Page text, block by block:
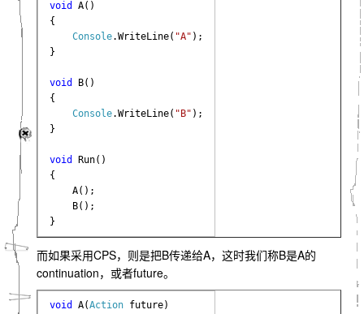
void A()
{
Console.WriteLine( "A" );
}
void
B()
{
Console.WriteLine( "B" );
}
void
Run()
{
    A();
    B();
}
而如果采用CPS，则是把B传递给A，这时我们称B是A的
continuation，或者future。
void A(Action future)